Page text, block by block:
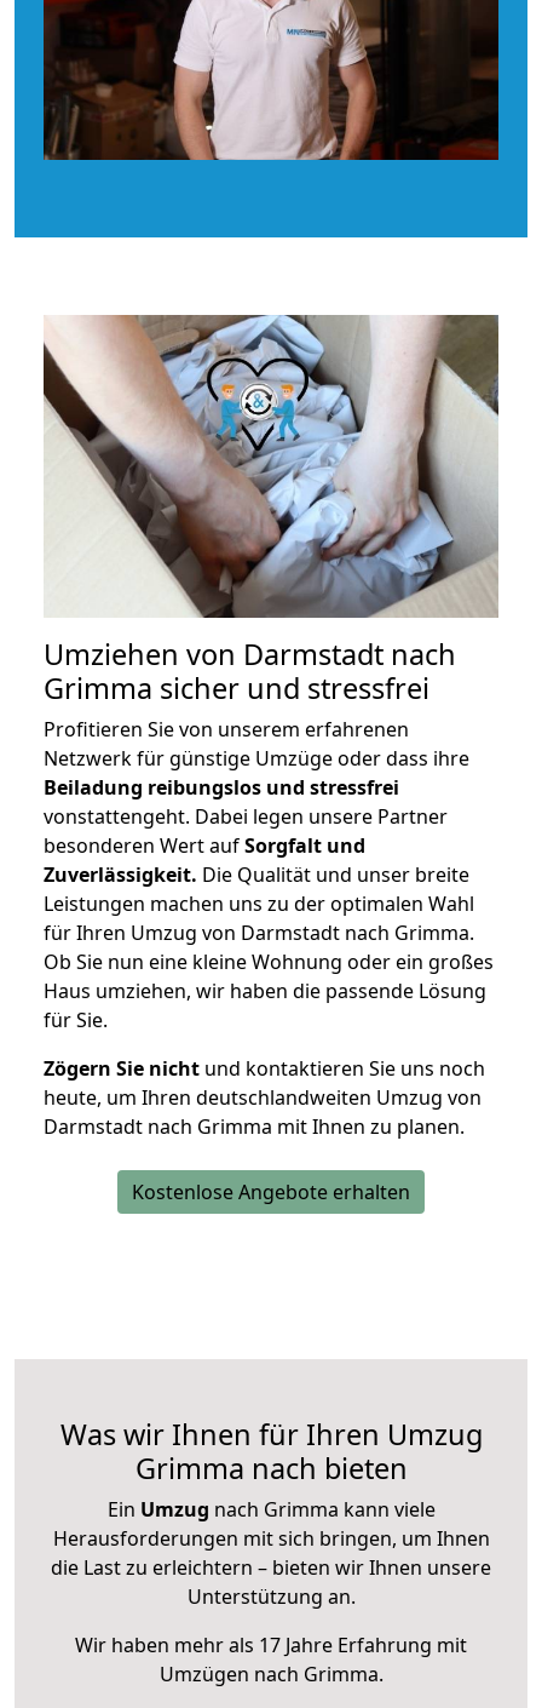
Umziehen von Darmstadt nach
Grimma sicher und stressfrei
Profitieren Sie von unserem erfahrenen
Netzwerk für günstige Umzüge oder dass ihre
Beiladung reibungslos und stressfrei
vonstattengeht. Dabei legen unsere Partner
besonderen Wert aufSorgfalt und
Zuverlässigkeit. Die Qualität und unser breite
Leistungen machen uns zu der optimalen Wahl
für Ihren Umzug von Darmstadt nach Grimma.
Ob Sie nun eine kleine Wohnung oder ein großes
Haus umziehen, wir haben die passende Lösung
für Sie.
Zögern Sie nicht und kontaktieren Sie uns noch
heute, um Ihren deutschlandweiten Umzug von
Darmstadt nach Grimma mit Ihnen zu planen.
Kostenlose Angebote erhalten
Was wir Ihnen für Ihren Umzug
Grimma nach bieten
Ein Umzug nach Grimma kann viele
Herausforderungen mit sich bringen, um Ihnen
die Last zu erleichtern – bieten wir Ihnen unsere
Unterstützung an.
Wir haben mehr als 17 Jahre Erfahrung mit
Umzügen nach Grimma.